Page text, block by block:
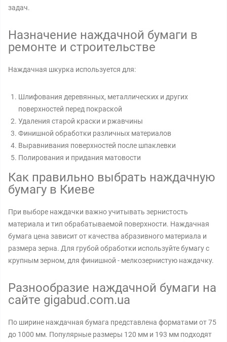
задач.
Назначение наждачной бумаги в
ремонте и строительстве
Наждачная шкурка используется для:
Шлифования деревянных, металлических и других
поверхностей перед покраской
Удаления старой краски и ржавчины
Финишной обработки различных материалов
Выравнивания поверхностей после шпаклевки
Полирования и придания матовости
Как правильно выбрать наждачную
бумагу в Киеве
При выборе наждачки важно учитывать зернистость
материала и тип обрабатываемой поверхности. Наждачная
бумага цена зависит от качества абразивного материала и
размера зерна. Для грубой обработки используйте бумагу с
крупным зерном, для финишной - мелкозернистую наждачку.
Разнообразие наждачной бумаги на
сайте gigabud.com.ua
По ширине наждачная бумага представлена форматами от 75
до 1000 мм. Популярные размеры 120 мм и 193 мм подходят